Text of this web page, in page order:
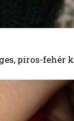
piros-fehér